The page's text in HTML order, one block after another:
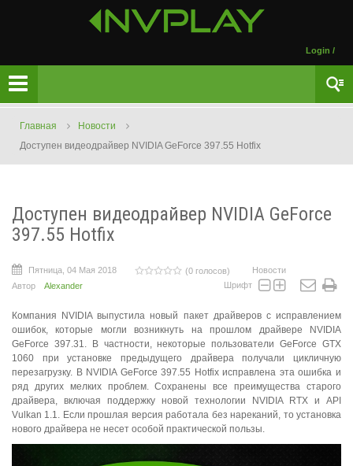
Login /
Главная
Новости
Доступен видеодрайвер NVIDIA GeForce 397.55 Hotfix
Доступен видеодрайвер NVIDIA GeForce
397.55 Hotfix
Пятница, 04 Мая 2018 (0 голосов)
Новости
Автор
Alexander Шрифт
Компания NVIDIA выпустила новый пакет драйверов с исправлением
ошибок, которые могли возникнуть на прошлом драйвере NVIDIA
GeForce 397.31. В частности, некоторые пользователи GeForce GTX
1060 при установке предыдущего драйвера получали цикличную
перезагрузку. В NVIDIA GeForce 397.55 Hotfix исправлена эта ошибка и
ряд других мелких проблем. Сохранены все преимущества старого
драйвера, включая поддержку новой технологии NVIDIA RTX и API
Vulkan 1.1. Если прошлая версия работала без нареканий, то установка
нового драйвера не несет особой практической пользы.